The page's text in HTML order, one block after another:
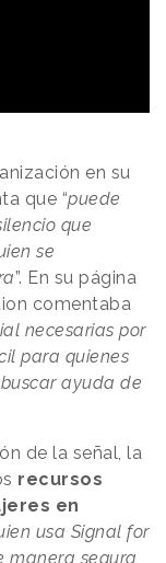
en su
que “puede
que
se
”. En su página
comentaba
necesarias por
para quienes
ayuda de
de la señal, la
recursos
en
usa Signal for
manera segura